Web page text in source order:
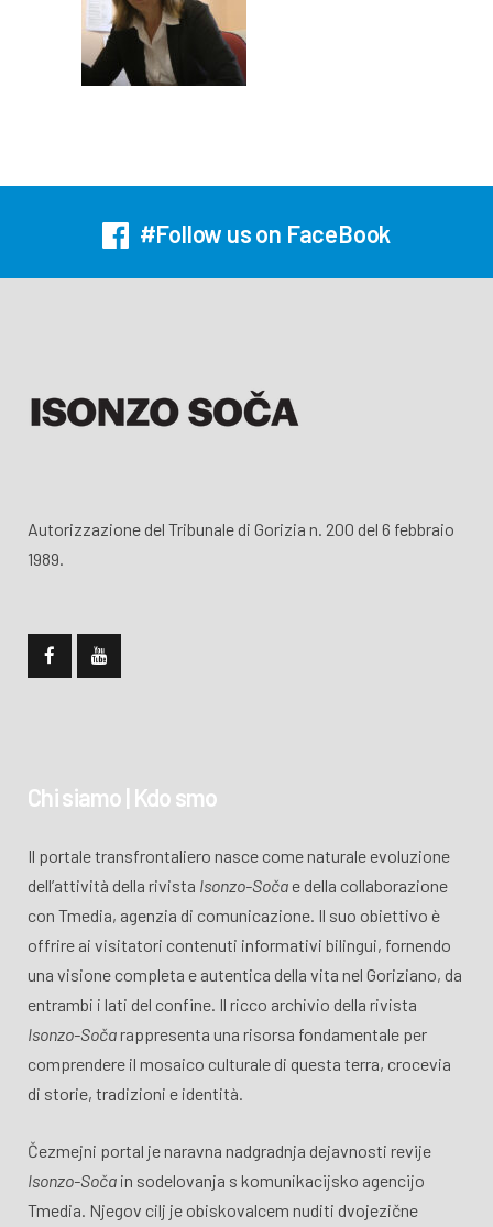
#Follow us on FaceBook
Autorizzazione del Tribunale di Gorizia n. 200 del 6 febbraio
1989.
Chi siamo | Kdo smo
Il portale transfrontaliero nasce come naturale evoluzione
dell’attività della rivista Isonzo-Sočae della collaborazione
con Tmedia, agenzia di comunicazione. Il suo obiettivo è
offrire ai visitatori contenuti informativi bilingui, fornendo
una visione completa e autentica della vita nel Goriziano, da
entrambi i lati del confine. Il ricco archivio della rivista
Isonzo-Sočarappresenta una risorsa fondamentale per
comprendere il mosaico culturale di questa terra, crocevia
di storie, tradizioni e identità.
Čezmejni portal je naravna nadgradnja dejavnosti revije
Isonzo-Soča in sodelovanja s komunikacijsko agencijo
Tmedia. Njegov cilj je obiskovalcem nuditi dvojezične